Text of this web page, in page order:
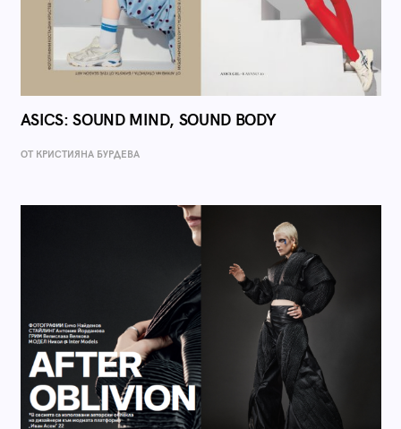
ASICS: SOUND MIND, SOUND BODY
ОТ КРИСТИЯНА БУРДЕВА